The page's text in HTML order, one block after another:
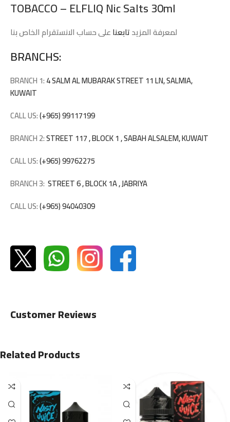
TOBACCO – ELFLIQ Nic Salts 30ml
لمعرفة المزيدتابعناعلى حساب الانستقرام الخاص بنا
BRANCHS:
BRANCH 1:4 SALM AL MUBARAK STREET 11 LN, SALMIA,
KUWAIT
CALL US:(+965) 99117199
BRANCH 2:STREET 117 , BLOCK 1 , SABAH ALSALEM, KUWAIT
CALL US:(+965) 99762275
BRANCH 3: STREET 6 , BLOCK 1A , JABRIYA
CALL US:(+965) 94040309
Customer Reviews
Related Products